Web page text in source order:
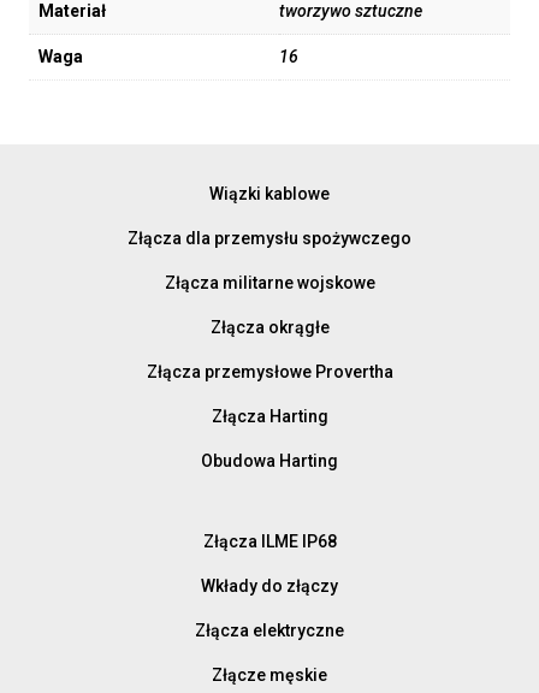
Materiał tworzywo sztuczne
Waga 16
Wiązki kablowe
Złącza dla przemysłu spożywczego
Złącza militarne wojskowe
Złącza okrągłe
Złącza przemysłowe Provertha
Złącza Harting
Obudowa Harting
Złącza ILME IP68
Wkłady do złączy
Złącza elektryczne
Złącze męskie